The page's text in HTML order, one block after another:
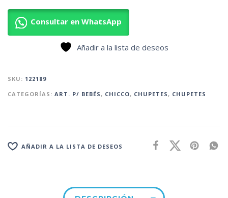
Consultar en WhatsApp
Añadir a la lista de deseos
SKU: 122189
CATEGORÍAS: ART. P/ BEBÉS, CHICCO, CHUPETES, CHUPETES
AÑADIR A LA LISTA DE DESEOS